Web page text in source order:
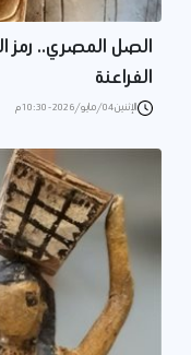
الصل المصري.. رمز
الفراعنة
الإثنين 04/مايو/2026 - 10:30 م